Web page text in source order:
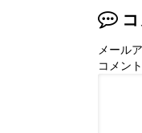
メール
コメント